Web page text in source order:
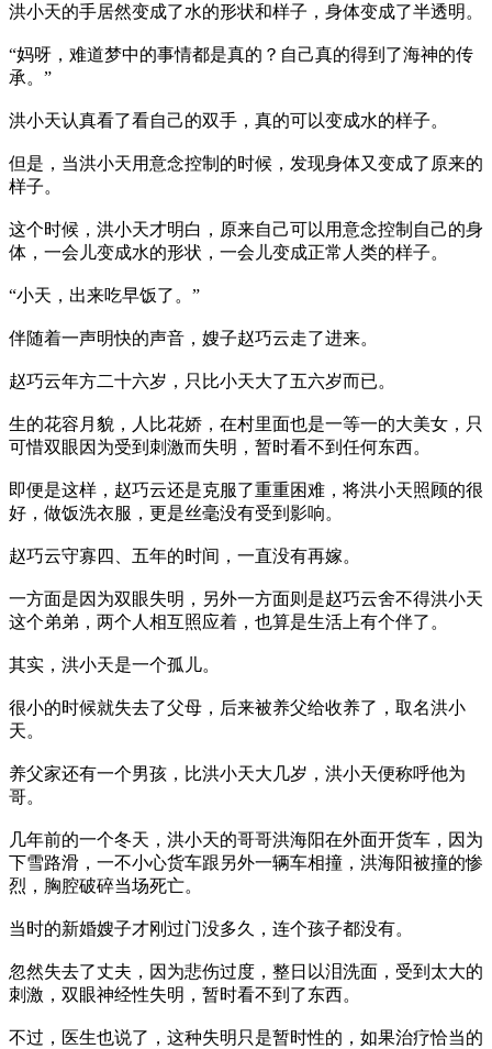
洪小天的手居然变成了水的形状和样子，身体变成了半透明。
“妈呀，难道梦中的事情都是真的？自己真的得到了海神的传
承。”
洪小天认真看了看自己的双手，真的可以变成水的样子。
但是，当洪小天用意念控制的时候，发现身体又变成了原来的
样子。
这个时候，洪小天才明白，原来自己可以用意念控制自己的身
体，一会儿变成水的形状，一会儿变成正常人类的样子。
“小天，出来吃早饭了。”
伴随着一声明快的声音，嫂子赵巧云走了进来。
赵巧云年方二十六岁，只比小天大了五六岁而已。
生的花容月貌，人比花娇，在村里面也是一等一的大美女，只
可惜双眼因为受到刺激而失明，暂时看不到任何东西。
即便是这样，赵巧云还是克服了重重困难，将洪小天照顾的很
好，做饭洗衣服，更是丝毫没有受到影响。
赵巧云守寡四、五年的时间，一直没有再嫁。
一方面是因为双眼失明，另外一方面则是赵巧云舍不得洪小天
这个弟弟，两个人相互照应着，也算是生活上有个伴了。
其实，洪小天是一个孤儿。
很小的时候就失去了父母，后来被养父给收养了，取名洪小
天。
养父家还有一个男孩，比洪小天大几岁，洪小天便称呼他为
哥。
几年前的一个冬天，洪小天的哥哥洪海阳在外面开货车，因为
下雪路滑，一不小心货车跟另外一辆车相撞，洪海阳被撞的惨
烈，胸腔破碎当场死亡。
当时的新婚嫂子才刚过门没多久，连个孩子都没有。
忽然失去了丈夫，因为悲伤过度，整日以泪洗面，受到太大的
刺激，双眼神经性失明，暂时看不到了东西。
不过，医生也说了，这种失明只是暂时性的，如果治疗恰当的